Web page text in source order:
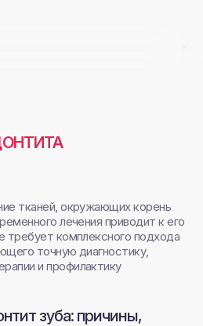
тканей, окружающих корень
лечения приводит к его
требует комплексного подхода
точную диагностику,
и профилактику
зуба: причины,